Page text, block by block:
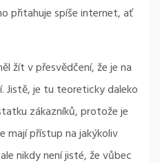
přitahuje spíše internet, ať
žít v přesvědčení, že je na
Jistě, je tu teoreticky daleko
zákazníků, protože je
mají přístup na jakýkoliv
nikdy není jisté, že vůbec